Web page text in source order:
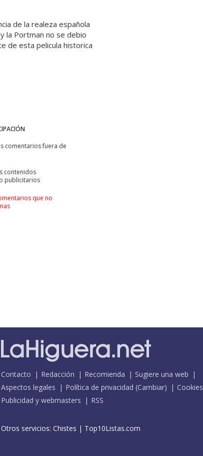
de la realeza española
la Portman no se debio
de esta pelicula historica
comentarios fuera de
contenidos
publicitarios
que no
Contacto Redacción Recomienda
Sugiere una web
Aspectos legales
Política de privacidad (Cambiar)
Cookies
Publicidad y webmasters
RSS
Otros servicios: Chistes | Top10Listas.com